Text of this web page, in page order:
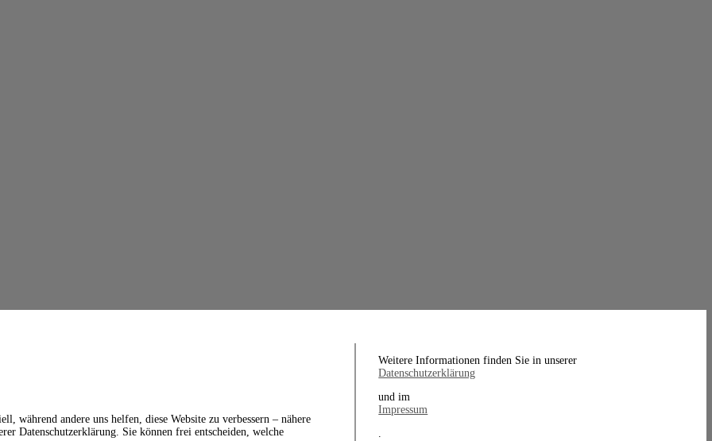
während andere uns helfen, diese Website zu verbessern – nähere
Datenschutzerklärung. Sie können frei entscheiden, welche
Weitere Informationen finden Sie in unserer
Datenschutzerklärung
und im
Impressum
.